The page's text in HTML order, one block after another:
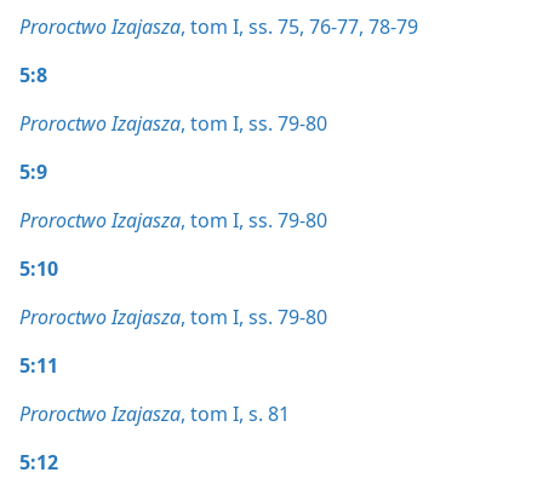
Proroctwo Izajasza, tom I, ss. 75, 76-77, 78-79
5:8
Proroctwo Izajasza, tom I, ss. 79-80
5:9
Proroctwo Izajasza, tom I, ss. 79-80
5:10
Proroctwo Izajasza, tom I, ss. 79-80
5:11
Proroctwo Izajasza, tom I, s. 81
5:12